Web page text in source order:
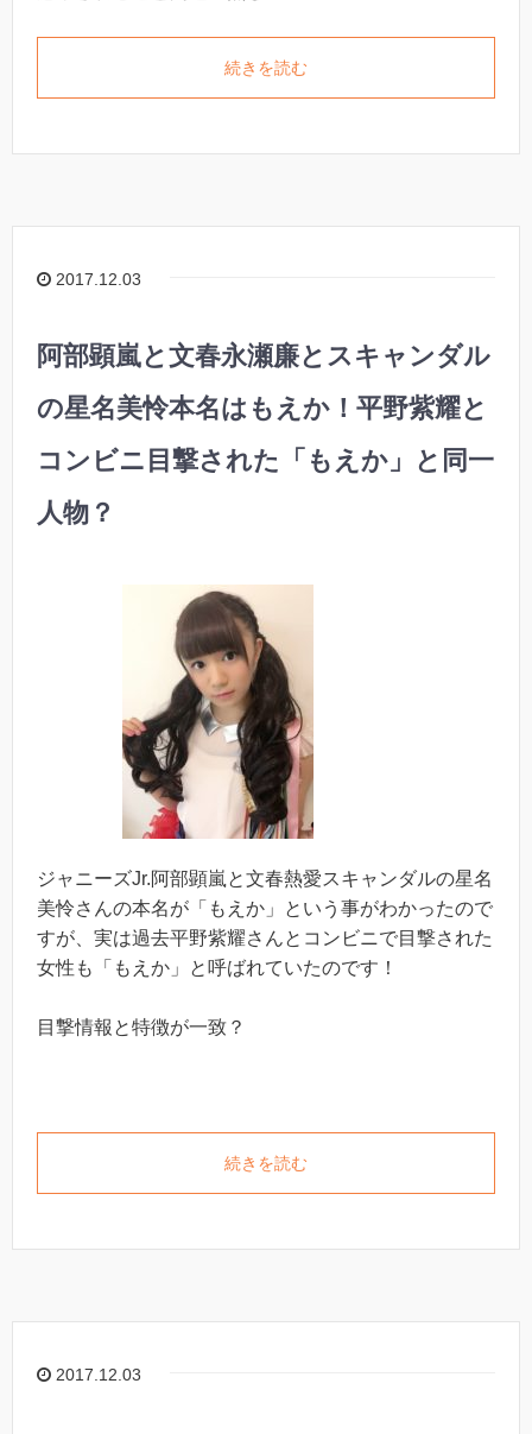
続きを読む
2017.12.03
阿部顕嵐と文春永瀬廉とスキャンダル
の星名美怜本名はもえか！平野紫耀と
コンビニ目撃された「もえか」と同一
人物？
ジャニーズJr.阿部顕嵐と文春熱愛スキャンダルの星名
美怜さんの本名が「もえか」という事がわかったので
すが、実は過去平野紫耀さんとコンビニで目撃された
女性も「もえか」と呼ばれていたのです！
目撃情報と特徴が一致？
続きを読む
2017.12.03